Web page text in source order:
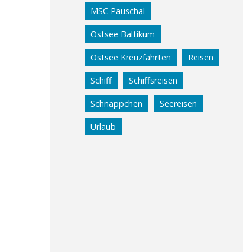
MSC Pauschal
Ostsee Baltikum
Ostsee Kreuzfahrten Reisen
Schiff Schiffsreisen
Schnäppchen Seereisen
Urlaub